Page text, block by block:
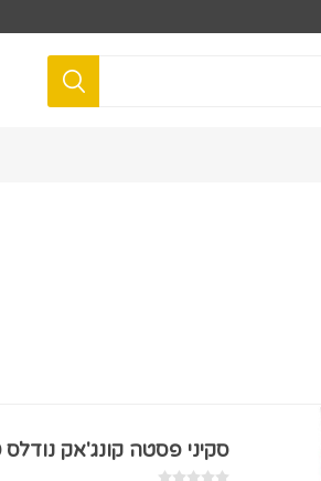
סקיני פסטה קונג'אק נודלס 270 ג"ר